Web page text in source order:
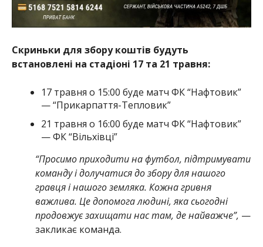
Скриньки для збору коштів будуть
встановлені на стадіоні 17 та 21 травня:
17 травня о 15:00 буде матч ФК “Нафтовик”
— “Прикарпаття-Тепловик”
21 травня о 16:00 буде матч ФК “Нафтовик”
— ФК “Вільхівці”
“Просимо приходити на футбол, підтримувати
команду і долучатися до збору для нашого
гравця і нашого земляка. Кожна гривня
важлива. Це допомога людині, яка сьогодні
продовжує захищати нас там, де найважче”, —
закликає команда.